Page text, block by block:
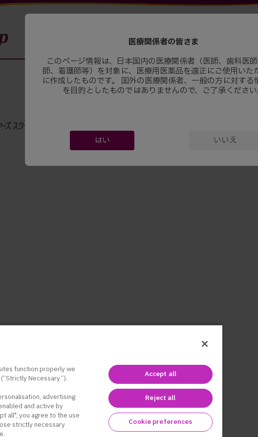
医療関係者の皆さま
このページ情報は、日本国内の医療関係者（医師、歯科医
師、看護師等）を対象に、医療用医薬品を適正にご使用いた
に作成したものです。 国外の医療関係者、一般の方に対する
を目的としたものではありませんので、ご了承ください
はい いいえ
function properly we
Necessary”).
advertising
and active by
all", you agree to the use
strictly necessary
Accept all
Reject all
Cookie preferences